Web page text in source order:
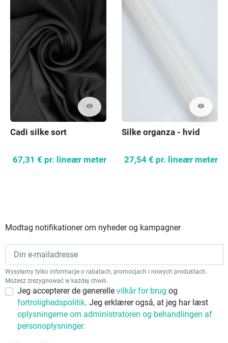
visibility
Cadi silke sort
67,31 € pr. lineær meter
visibility
Silke organza - hvid
27,54 € pr. lineær meter
Modtag notifikationer om nyheder og kampagner
Wysyłamy tylko informacje o rabatach, promocjach i nowych produktach.
Możesz zrezygnować w każdej chwili.
Jeg accepterer de generelle vilkår for brug og
fortrolighedspolitik. Jeg erklærer også, at jeg har læst
oplysningerne om administratoren og behandlingen af
personoplysninger.